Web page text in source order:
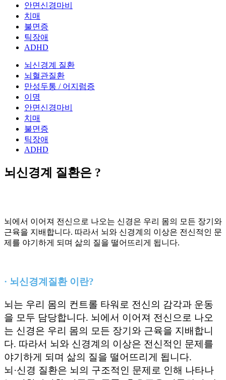
안면신경마비
치매
불면증
틱장애
ADHD
뇌신경계 질환
뇌혈관질환
만성두통 / 어지럼증
이명
안면신경마비
치매
불면증
틱장애
ADHD
뇌신경계 질환은 ?
뇌에서 이어져 전신으로 나오는 신경은 우리 몸의 모든 장기와
근육을 지배합니다. 따라서 뇌와 신경계의 이상은 전신적인 문
제를 야기하게 되며 삶의 질을 떨어뜨리게 됩니다.
· 뇌신경계질환 이란?
뇌는 우리 몸의 컨트롤 타워로 전신의 감각과 운동
을 모두 담당합니다. 뇌에서 이어져 전신으로 나오
는 신경은 우리 몸의 모든 장기와 근육을 지배합니
다. 따라서 뇌와 신경계의 이상은 전신적인 문제를
야기하게 되며 삶의 질을 떨어뜨리게 됩니다.
뇌·신경 질환은 뇌의 구조적인 문제로 인해 나타나